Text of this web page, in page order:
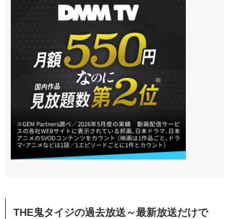
THE鬼タイジの過去放送～最新放送だけで